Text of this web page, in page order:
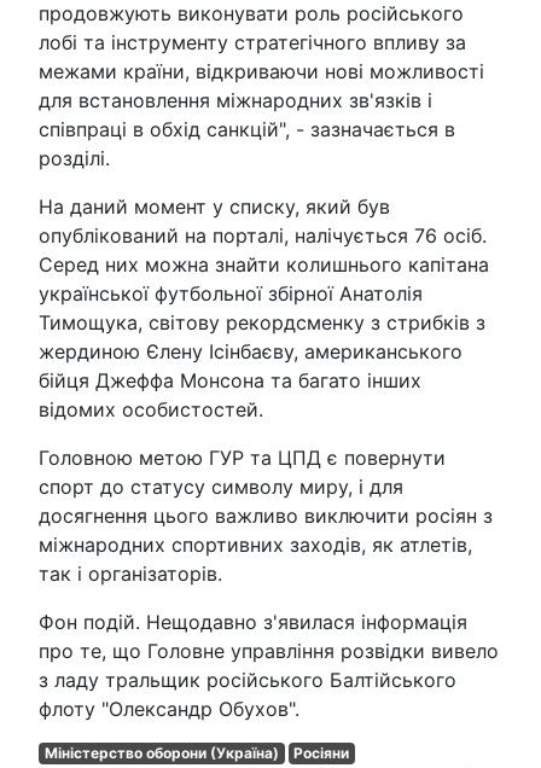
продовжують виконувати роль російського
лобі та інструменту стратегічного впливу за
межами країни, відкриваючи нові можливості
для встановлення міжнародних зв'язків і
співпраці в обхід санкцій", - зазначається в
розділі.
На даний момент у списку, який був
опублікований на порталі, налічується 76 осіб.
Серед них можна знайти колишнього капітана
української футбольної збірної Анатолія
Тимощука, світову рекордсменку з стрибків з
жердиною Єлену Ісінбаєву, американського
бійця Джеффа Монсона та багато інших
відомих особистостей.
Головною метою ГУР та ЦПД є повернути
спорт до статусу символу миру, і для
досягнення цього важливо виключити росіян з
міжнародних спортивних заходів, як атлетів,
так і організаторів.
Фон подій. Нещодавно з'явилася інформація
про те, що Головне управління розвідки вивело
з ладу тральщик російського Балтійського
флоту "Олександр Обухов".
Міністерство оборони (Україна)
Росіяни